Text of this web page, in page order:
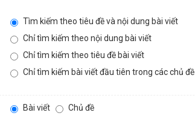
Tìm kiếm theo tiêu đề và nội dung bài viết
Chỉ tìm kiếm theo nội dung bài viết
Chỉ tìm kiếm theo tiêu đề bài viết
Chỉ tìm kiếm bài viết đầu tiên trong các chủ đề
Bài viết Chủ đề